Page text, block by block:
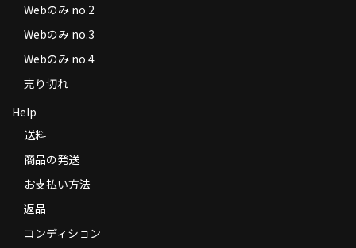
Webのみ no.2
Webのみ no.3
Webのみ no.4
売り切れ
Help
送料
商品の発送
お支払い方法
返品
コンディション